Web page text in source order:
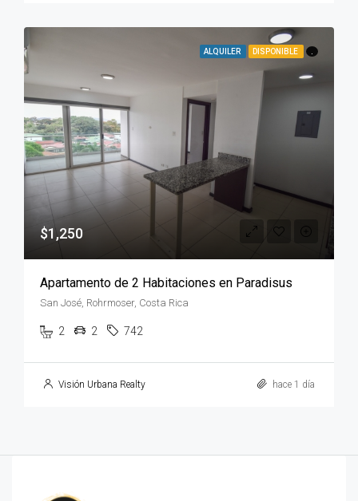
ALQUILER DISPONIBLE
$1,250
Apartamento de 2 Habitaciones en Paradisus
San José, Rohrmoser, Costa Rica
2 2 742
Visión Urbana Realty hace 1 día